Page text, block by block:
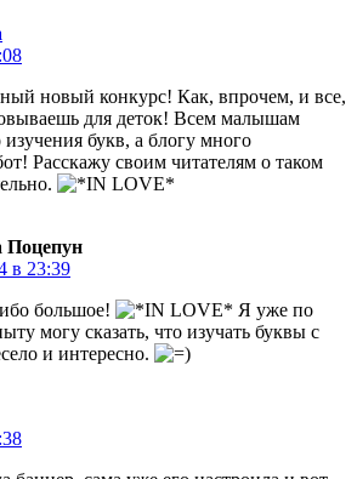
новый конкурс! Как, впрочем, и все,
для деток! Всем малышам
изучения букв, а блогу много
Расскажу своим читателям о таком
в 23:39
большое!
Я уже по
могу сказать, что изучать буквы с
и интересно.